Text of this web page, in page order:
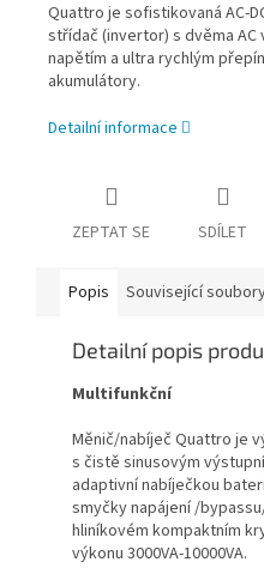
Quattro je sofistikovaná AC-
střídač (invertor) s dvěma
napětím a ultra rychlým
akumulátory.
Detailní informace
ZEPTAT SE SDÍLET
Popis Související
Detailní popis
Multifunkční
Měnič/nabíječ Quattro je
s čistě sinusovým
adaptivní nabíječkou
smyčky napájení /
hliníkovém kompaktním
výkonu 3000VA-10000VA.